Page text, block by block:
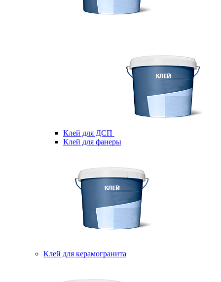
Клей для ДСП
Клей для фанеры
Клей для керамогранита